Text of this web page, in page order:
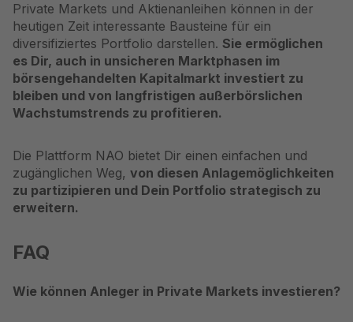
Private Markets und Aktienanleihen können in der
heutigen Zeit interessante Bausteine für ein
diversifiziertes Portfolio darstellen. Sie ermöglichen
es Dir, auch in unsicheren Marktphasen im
börsengehandelten Kapitalmarkt investiert zu
bleiben und von langfristigen außerbörslichen
Wachstumstrends zu profitieren.
Die Plattform NAO bietet Dir einen einfachen und
zugänglichen Weg, von diesen Anlagemöglichkeiten
zu partizipieren und Dein Portfolio strategisch zu
erweitern.
FAQ
Wie können Anleger in Private Markets investieren?